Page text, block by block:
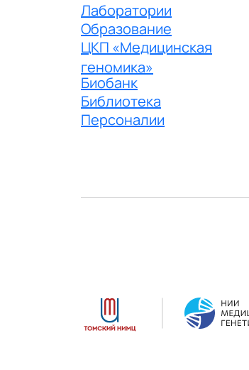
Лаборатории
Образование
ЦКП «Медицинская
геномика»
Биобанк
Библиотека
Персоналии